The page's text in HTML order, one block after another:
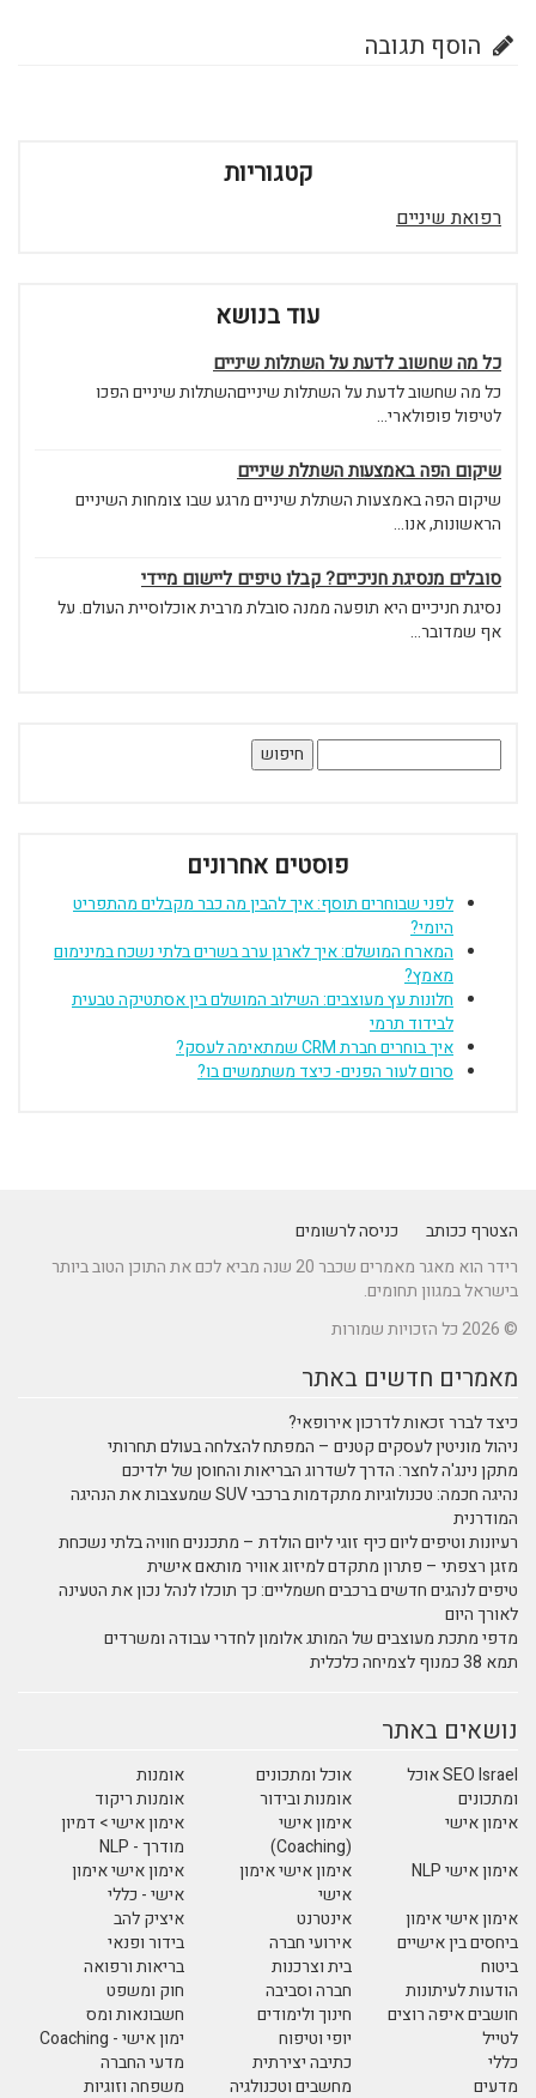
הוסף תגובה
קטגוריות
רפואת שיניים
עוד בנושא
כל מה שחשוב לדעת על השתלות שיניים
כל מה שחשוב לדעת על השתלות שינייםהשתלות שיניים הפכו
לטיפול פופולארי...
שיקום הפה באמצעות השתלת שיניים
שיקום הפה באמצעות השתלת שיניים מרגע שבו צומחות השיניים
הראשונות, אנו...
סובלים מנסיגת חניכיים? קבלו טיפים ליישום מיידי
נסיגת חניכיים היא תופעה ממנה סובלת מרבית אוכלוסיית העולם. על
אף שמדובר...
פוסטים אחרונים
לפני שבוחרים תוסף: איך להבין מה כבר מקבלים מהתפריט
היומי?
המארח המושלם: איך לארגן ערב בשרים בלתי נשכח במינימום
מאמץ?
חלונות עץ מעוצבים: השילוב המושלם בין אסתטיקה טבעית
לבידוד תרמי
איך בוחרים חברת CRM שמתאימה לעסק?
סרום לעור הפנים- כיצד משתמשים בו?
הצטרף ככותב
כניסה לרשומים
רידר הוא מאגר מאמרים שכבר 20 שנה מביא לכם את התוכן הטוב ביותר
בישראל במגוון תחומים.
© 2026 כל הזכויות שמורות
מאמרים חדשים באתר
כיצד לברר זכאות לדרכון אירופאי?
ניהול מוניטין לעסקים קטנים – המפתח להצלחה בעולם תחרותי
מתקן נינג'ה לחצר: הדרך לשדרוג הבריאות והחוסן של ילדיכם
נהיגה חכמה: טכנולוגיות מתקדמות ברכבי SUV שמעצבות את הנהיגה
המודרנית
רעיונות וטיפים ליום כיף זוגי ליום הולדת – מתכננים חוויה בלתי נשכחת
מזגן רצפתי – פתרון מתקדם למיזוג אוויר מותאם אישית
טיפים לנהגים חדשים ברכבים חשמליים: כך תוכלו לנהל נכון את הטעינה
לאורך היום
מדפי מתכת מעוצבים של המותג אלומון לחדרי עבודה ומשרדים
תמא 38 כמנוף לצמיחה כלכלית
נושאים באתר
SEO Israel אוכל
ומתכונים
אוכל ומתכונים
אומנות
אומנות ובידור
אומנות ריקוד
אימון אישי
אימון אישי
(Coaching)
אימון אישי > דמיון
מודרך - NLP
אימון אישי NLP
אימון אישי אימון
אישי
אימון אישי אימון
אישי - כללי
אימון אישי אימון
ביחסים בין אישיים
אינטרנט
איציק להב
אירועי חברה
בידור ופנאי
ביטוח
בית וצרכנות
בריאות ורפואה
הודעות לעיתונות
חברה וסביבה
חוק ומשפט
חושבים איפה רוצים
לטייל
חינוך ולימודים
חשבונאות ומס
יופי וטיפוח
ימון אישי - Coaching
כללי
כתיבה יצירתית
מדעי החברה
מדעים
מחשבים וטכנולגיה
משפחה וזוגיות